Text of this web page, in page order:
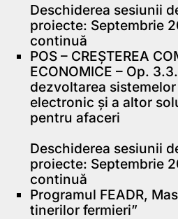
Deschiderea sesiunii
proiecte: Septembrie
continuă
POS – CREŞTEREA
ECONOMICE – Op.
dezvoltarea
electronic şi a altor
pentru afaceri
Deschiderea sesiunii
proiecte: Septembrie
continuă
Programul FEADR,
tinerilor fermieri”